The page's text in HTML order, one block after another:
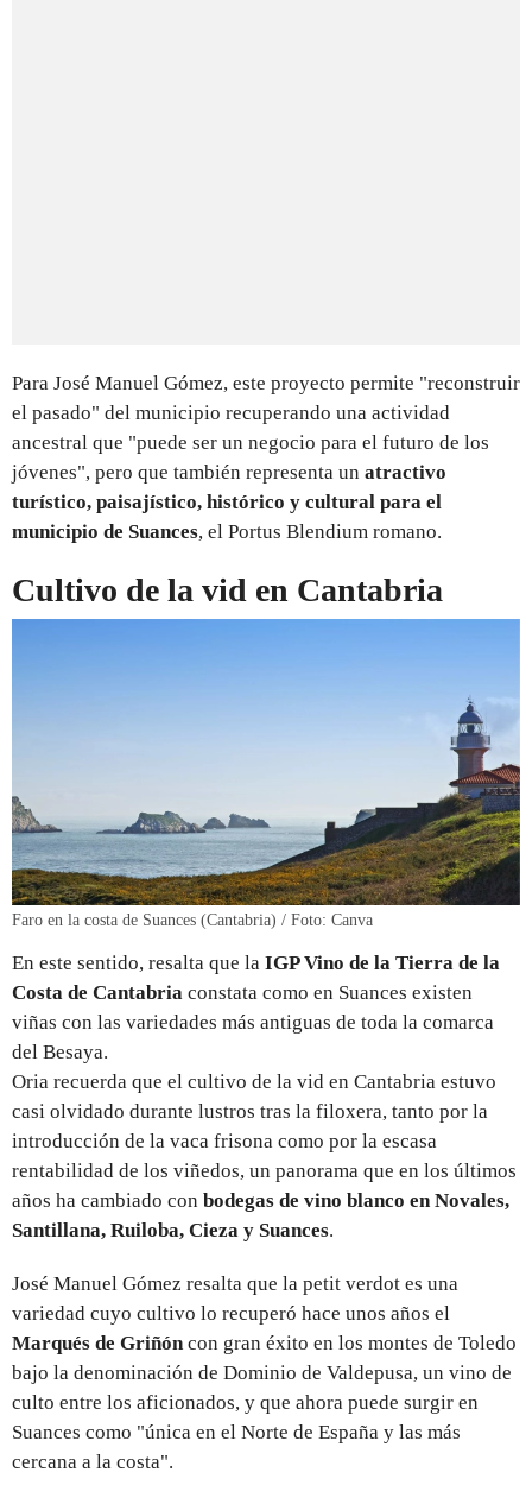
Para José Manuel Gómez, este proyecto permite "reconstruir
el pasado" del municipio recuperando una actividad
ancestral que "puede ser un negocio para el futuro de los
jóvenes", pero que también representa un atractivo
turístico, paisajístico, histórico y cultural para el
municipio de Suances, el Portus Blendium romano.
Cultivo de la vid en Cantabria
Faro en la costa de Suances (Cantabria) / Foto: Canva
En este sentido, resalta que la IGP Vino de la Tierra de la
Costa de Cantabria constata como en Suances existen
viñas con las variedades más antiguas de toda la comarca
del Besaya.
Oria recuerda que el cultivo de la vid en Cantabria estuvo
casi olvidado durante lustros tras la filoxera, tanto por la
introducción de la vaca frisona como por la escasa
rentabilidad de los viñedos, un panorama que en los últimos
años ha cambiado con bodegas de vino blanco en Novales,
Santillana, Ruiloba, Cieza y Suances.
José Manuel Gómez resalta que la petit verdot es una
variedad cuyo cultivo lo recuperó hace unos años el
Marqués de Griñóncon gran éxito en los montes de Toledo
bajo la denominación de Dominio de Valdepusa, un vino de
culto entre los aficionados, y que ahora puede surgir en
Suances como "única en el Norte de España y las más
cercana a la costa".